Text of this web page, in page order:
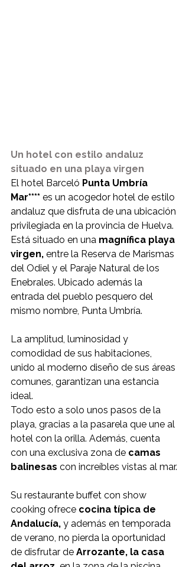
Un hotel con estilo andaluz
situado en una playa virgen
El hotel Barceló Punta Umbría
Mar**** es un acogedor hotel de estilo
andaluz que disfruta de una ubicación
privilegiada en la provincia de Huelva.
Está situado en una magnífica playa
virgen, entre la Reserva de Marismas
del Odiel y el Paraje Natural de los
Enebrales. Ubicado además la
entrada del pueblo pesquero del
mismo nombre, Punta Umbría.
La amplitud, luminosidad y
comodidad de sus habitaciones,
unido al moderno diseño de sus áreas
comunes, garantizan una estancia
ideal.
Todo esto a solo unos pasos de la
playa, gracias a la pasarela que une al
hotel con la orilla. Además, cuenta
con una exclusiva zona de camas
balinesas con increíbles vistas al mar.
Su restaurante buffet con show
cooking ofrece cocina típica de
Andalucía, y además en temporada
de verano, no pierda la oportunidad
de disfrutar de Arrozante, la casa